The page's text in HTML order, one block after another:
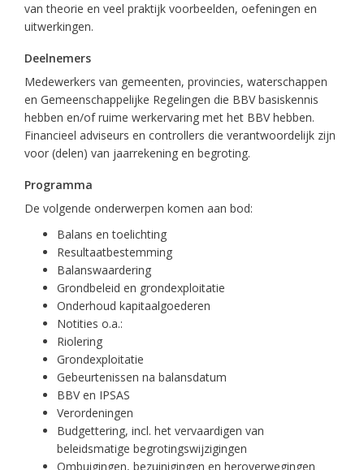
van theorie en veel praktijk voorbeelden, oefeningen en
uitwerkingen.
Deelnemers
Medewerkers van gemeenten, provincies, waterschappen
en Gemeenschappelijke Regelingen die BBV basiskennis
hebben en/of ruime werkervaring met het BBV hebben.
Financieel adviseurs en controllers die verantwoordelijk zijn
voor (delen) van jaarrekening en begroting.
Programma
De volgende onderwerpen komen aan bod:
Balans en toelichting
Resultaatbestemming
Balanswaardering
Grondbeleid en grondexploitatie
Onderhoud kapitaalgoederen
Notities o.a.:
Riolering
Grondexploitatie
Gebeurtenissen na balansdatum
BBV en IPSAS
Verordeningen
Budgettering, incl. het vervaardigen van
beleidsmatige begrotingswijzigingen
Ombuigingen, bezuinigingen en heroverwegingen